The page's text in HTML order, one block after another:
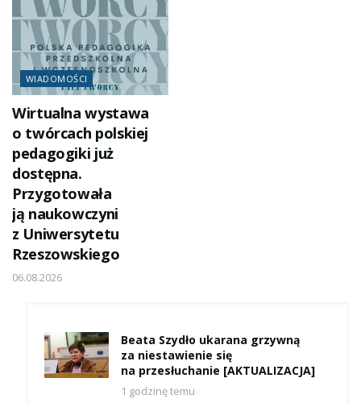
WIADOMOŚCI
Wirtualna wystawa
o twórcach polskiej
pedagogiki już
dostępna.
Przygotowała
ją naukowczyni
z Uniwersytetu
Rzeszowskiego
06.08.2026
Beata Szydło ukarana grzywną
za niestawienie się
na przesłuchanie [AKTUALIZACJA]
1 godzinę temu